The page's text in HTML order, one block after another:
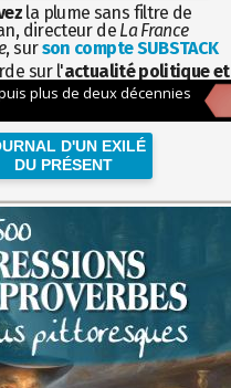
la plume sans filtre de
directeur de La France
, surson compte SUBSTACK
sur l'actualité politique et
la hauteur de vue de
D'UN EXILÉ
DU PRÉSENT